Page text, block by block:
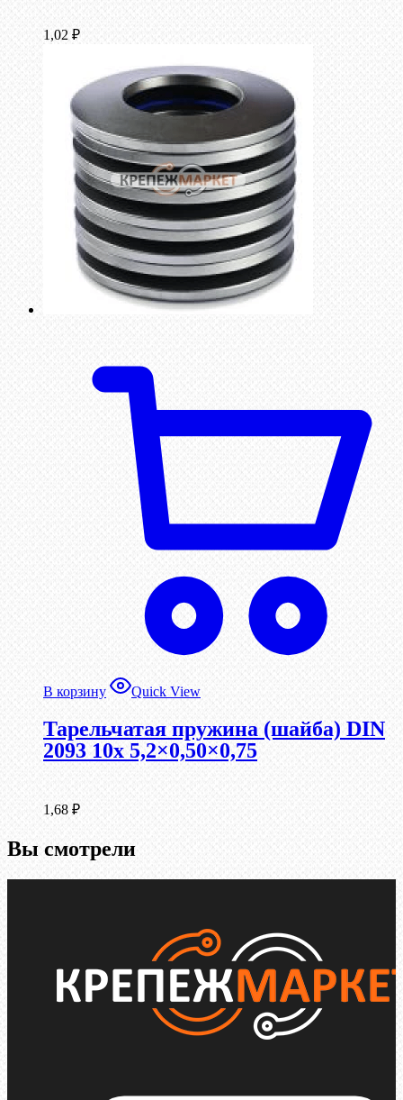
1,02 ₽
В корзину Quick View
Тарельчатая пружина (шайба) DIN
2093 10x 5,2×0,50×0,75
1,68 ₽
Вы смотрели